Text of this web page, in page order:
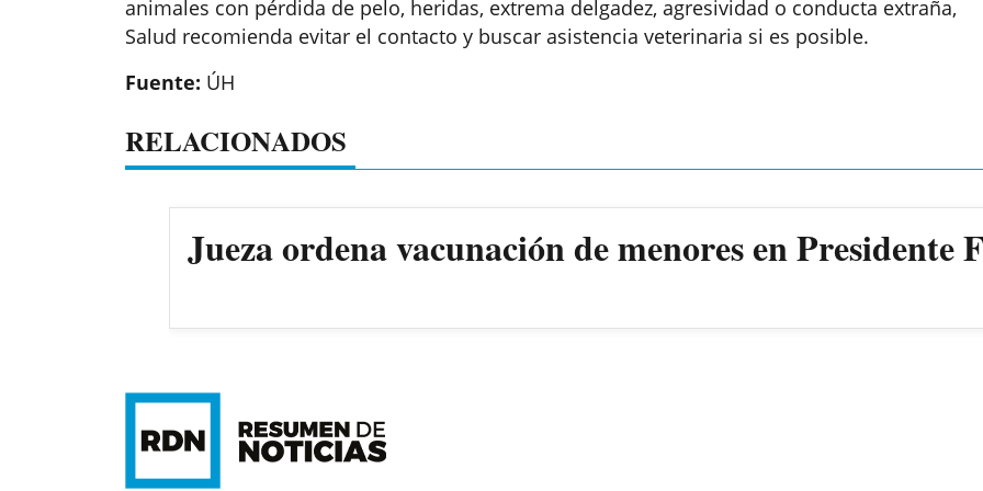
animales con pérdida de pelo, heridas, extrema delgadez, agresividad o conducta extraña,
Salud recomienda evitar el contacto y buscar asistencia veterinaria si es posible.
Fuente: ÚH
RELACIONADOS
Jueza ordena vacunación de menores en Presidente